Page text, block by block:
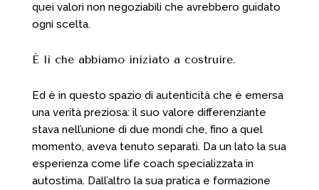
quei valori non negoziabili che avrebbero guidato
ogni scelta.
È lì che abbiamo iniziato a costruire.
Ed è in questo spazio di autenticità che è emersa
una verità preziosa: il suo valore differenziante
stava nell’unione di due mondi che, fino a quel
momento, aveva tenuto separati. Da un lato la sua
esperienza come life coach specializzata in
autostima. Dall’altro la sua pratica e formazione